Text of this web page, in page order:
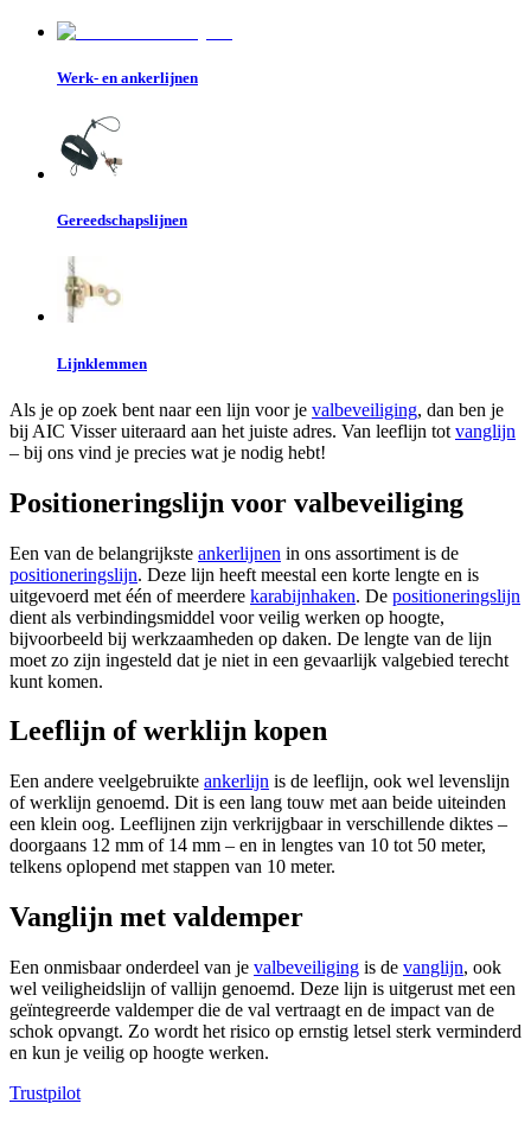
Werk- en ankerlijnen
Gereedschapslijnen
Lijnklemmen
Als je op zoek bent naar een lijn voor je valbeveiliging, dan ben je
bij AIC Visser uiteraard aan het juiste adres. Van leeflijn tot vanglijn
– bij ons vind je precies wat je nodig hebt!
Positioneringslijn voor valbeveiliging
Een van de belangrijkste ankerlijnen in ons assortiment is de
positioneringslijn. Deze lijn heeft meestal een korte lengte en is
uitgevoerd met één of meerdere karabijnhaken. De positioneringslijn
dient als verbindingsmiddel voor veilig werken op hoogte,
bijvoorbeeld bij werkzaamheden op daken. De lengte van de lijn
moet zo zijn ingesteld dat je niet in een gevaarlijk valgebied terecht
kunt komen.
Leeflijn of werklijn kopen
Een andere veelgebruikte ankerlijn is de leeflijn, ook wel levenslijn
of werklijn genoemd. Dit is een lang touw met aan beide uiteinden
een klein oog. Leeflijnen zijn verkrijgbaar in verschillende diktes –
doorgaans 12 mm of 14 mm – en in lengtes van 10 tot 50 meter,
telkens oplopend met stappen van 10 meter.
Vanglijn met valdemper
Een onmisbaar onderdeel van je valbeveiliging is de vanglijn, ook
wel veiligheidslijn of vallijn genoemd. Deze lijn is uitgerust met een
geïntegreerde valdemper die de val vertraagt en de impact van de
schok opvangt. Zo wordt het risico op ernstig letsel sterk verminderd
en kun je veilig op hoogte werken.
Trustpilot